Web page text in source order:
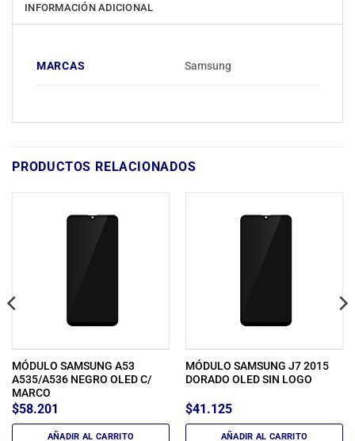
INFORMACIÓN ADICIONAL
MARCAS Samsung
PRODUCTOS RELACIONADOS
MÓDULO SAMSUNG A53
A535/A536 NEGRO OLED C/
MARCO
$58.201
AÑADIR AL CARRITO
MÓDULO SAMSUNG J7 2015
DORADO OLED SIN LOGO
$41.125
AÑADIR AL CARRITO